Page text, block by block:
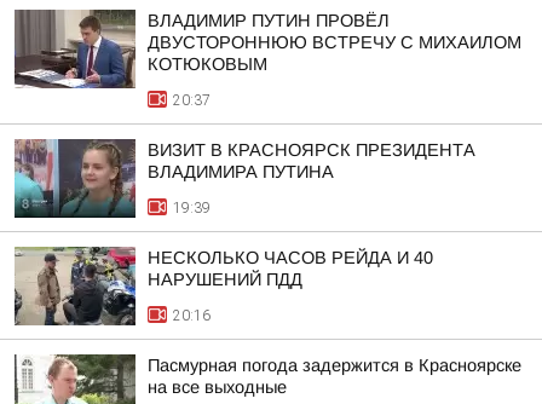
ВЛАДИМИР ПУТИН ПРОВЁЛ
ДВУСТОРОННЮЮ ВСТРЕЧУ С МИХАИЛОМ
КОТЮКОВЫМ
20:37
ВИЗИТ В КРАСНОЯРСК ПРЕЗИДЕНТА
ВЛАДИМИРА ПУТИНА
19:39
НЕСКОЛЬКО ЧАСОВ РЕЙДА И 40
НАРУШЕНИЙ ПДД
20:16
Пасмурная погода задержится в Красноярске
на все выходные